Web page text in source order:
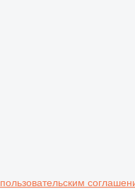
пользовательским